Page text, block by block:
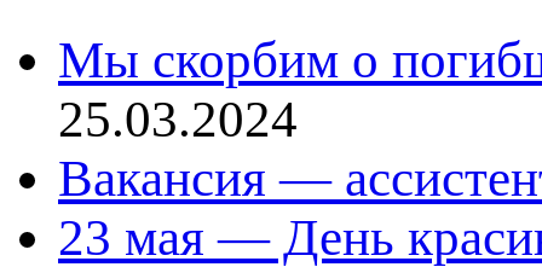
Мы скорбим о
25.03.2024
Вакансия —
23 мая — День